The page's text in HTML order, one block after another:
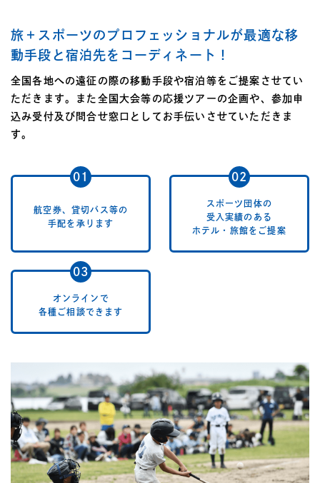
旅＋スポーツのプロフェッショナルが最適な移
動手段と宿泊先をコーディネート！
全国各地への遠征の際の移動手段や宿泊等をご提案させてい
ただきます。また全国大会等の応援ツアーの企画や、参加申
込み受付及び問合せ窓口としてお手伝いさせていただきま
す。
航空券、貸切バス等の
手配を承ります
スポーツ団体の
受入実績のある
ホテル・旅館をご提案
オンラインで
各種ご相談できます